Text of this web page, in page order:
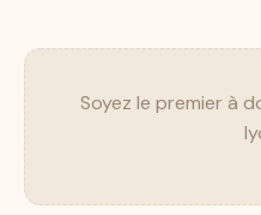
Soyez le premier à